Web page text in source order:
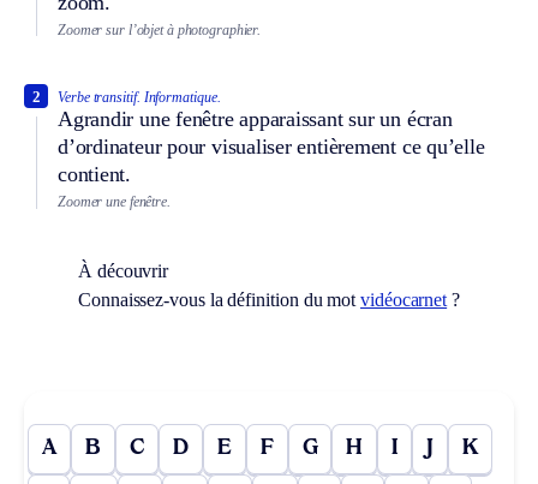
Zoomer sur l’objet à photographier.
Verbe transitif. Informatique.
Agrandir une fenêtre apparaissant sur un écran
d’ordinateur pour visualiser entièrement ce qu’elle
contient.
2
Zoomer une fenêtre.
À découvrir
Connaissez-vous la définition du motvidéocarnet ?
A B C D E F G H I J K